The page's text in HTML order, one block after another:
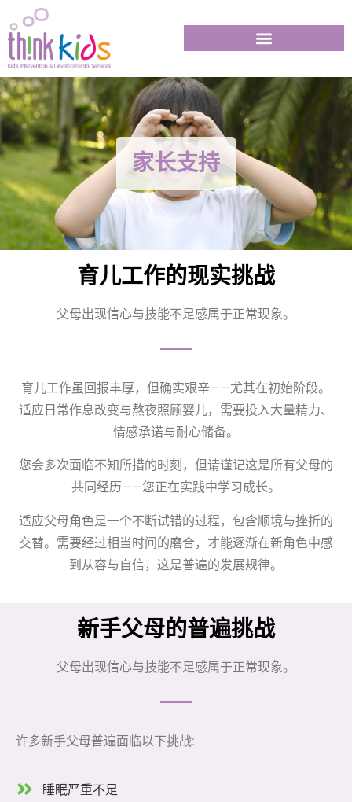
家长支持
育儿工作的现实挑战
父母出现信心与技能不足感属于正常现象。
育儿工作虽回报丰厚，但确实艰辛——尤其在初始阶段。
适应日常作息改变与熬夜照顾婴儿，需要投入大量精力、
情感承诺与耐心储备。
您会多次面临不知所措的时刻，但请谨记这是所有父母的
共同经历——您正在实践中学习成长。
适应父母角色是一个不断试错的过程，包含顺境与挫折的
交替。需要经过相当时间的磨合，才能逐渐在新角色中感
到从容与自信，这是普遍的发展规律。
新手父母的普遍挑战
父母出现信心与技能不足感属于正常现象。
许多新手父母普遍面临以下挑战:
睡眠严重不足